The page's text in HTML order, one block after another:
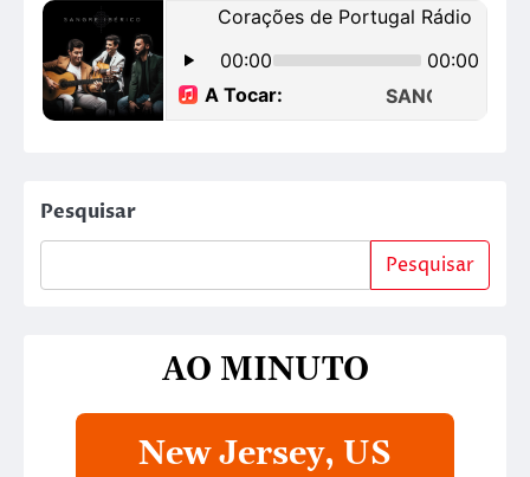
Pesquisar
Pesquisar
AO MINUTO
New Jersey, US